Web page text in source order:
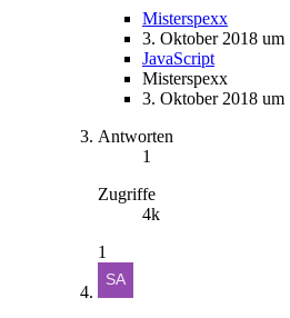
Misterspexx
3. Oktober 2018 um
JavaScript
Misterspexx
3. Oktober 2018 um
Antworten
1
Zugriffe
4k
1